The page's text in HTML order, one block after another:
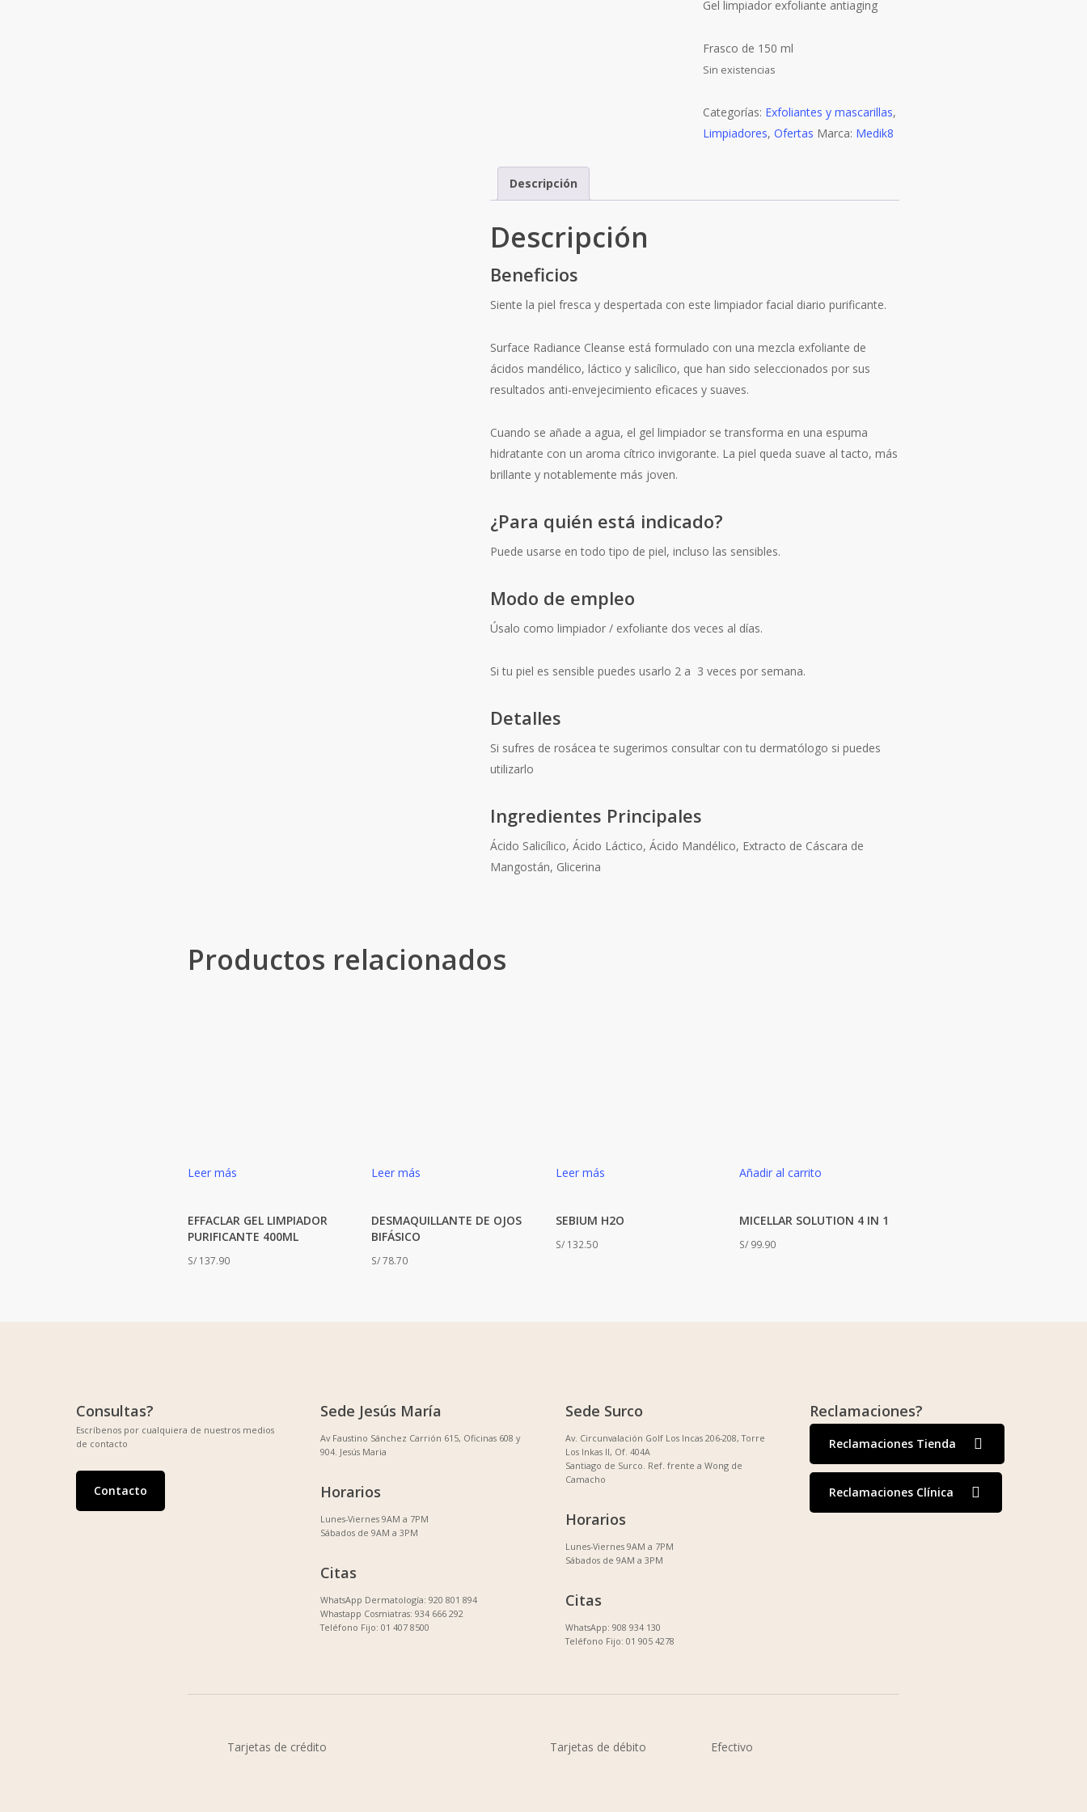
Gel limpiador exfoliante antiaging
Frasco de 150 ml
Sin existencias
Categorías: Exfoliantes y mascarillas,
Limpiadores,Ofertas Marca: Medik8
Descripción
Descripción
Beneficios
Siente la piel fresca y despertada con este limpiador facial diario purificante.
Surface Radiance Cleanse está formulado con una mezcla exfoliante de
ácidos mandélico, láctico y salicílico, que han sido seleccionados por sus
resultados anti-envejecimiento eficaces y suaves.
Cuando se añade a agua, el gel limpiador se transforma en una espuma
hidratante con un aroma cítrico invigorante. La piel queda suave al tacto, más
brillante y notablemente más joven.
¿Para quién está indicado?
Puede usarse en todo tipo de piel, incluso las sensibles.
Modo de empleo
Úsalo como limpiador / exfoliante dos veces al días.
Si tu piel es sensible puedes usarlo 2 a 3 veces por semana.
Detalles
Si sufres de rosácea te sugerimos consultar con tu dermatólogo si puedes
utilizarlo
Ingredientes Principales
Ácido Salicílico, Ácido Láctico, Ácido Mandélico, Extracto de Cáscara de
Mangostán, Glicerina
Productos relacionados
Leer más
EFFACLAR GEL LIMPIADOR
PURIFICANTE 400ML
S/ 137.90
Leer más
DESMAQUILLANTE DE OJOS
BIFÁSICO
S/78.70
Leer más
SEBIUM H2O
S/132.50
Añadir al carrito
MICELLAR SOLUTION 4 IN 1
S/ 99.90
Consultas?
Escríbenos por cualquiera de nuestros medios
de contacto
Contacto
Sede Jesús María
Av Faustino Sánchez Carrión 615, Oficinas 608 y
904. Jesús Maria
Horarios
Lunes-Viernes 9AM a 7PM
Sábados de 9AM a 3PM
Citas
WhatsApp Dermatología: 920 801 894
Whastapp Cosmiatras: 934 666 292
Teléfono Fijo: 01 407 8500
Sede Surco
Av. Circunvalación Golf Los Incas 206-208, Torre
Los Inkas II, Of. 404A
Santiago de Surco. Ref. frente a Wong de
Camacho
Horarios
Lunes-Viernes 9AM a 7PM
Sábados de 9AM a 3PM
Citas
WhatsApp: 908 934 130
Teléfono Fijo: 01 905 4278
Reclamaciones?
Reclamaciones Tienda
Reclamaciones Clínica
Tarjetas de crédito Tarjetas de débito Efectivo